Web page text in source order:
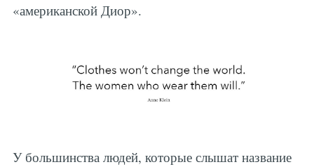
«американской Диор».
У большинства людей, которые слышат название